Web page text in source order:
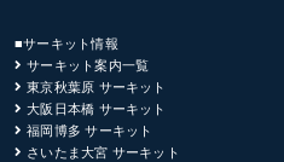
■サーキット情報
サーキット案内一覧
東京秋葉原 サーキット
大阪日本橋 サーキット
福岡博多 サーキット
さいたま大宮 サーキット